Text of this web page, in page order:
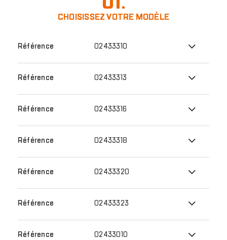
CHOISISSEZ VOTRE MODÈLE
02433310
02433313
02433316
02433318
02433320
02433323
02433010